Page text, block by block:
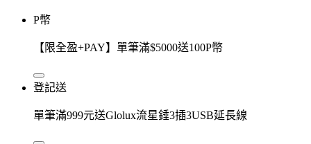
P幣
【限全盈+PAY】單筆滿$5000送100P幣
登記送
單筆滿999元送Glolux流星錘3插3USB延長線